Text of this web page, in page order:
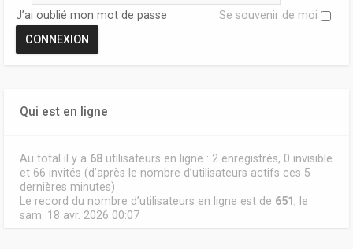
J’ai oublié mon mot de passe Se souvenir de moi
Qui est en ligne
Au total il y a 68 utilisateurs en ligne : 2 enregistrés, 0 invisible
et 66 invités (d’après le nombre d’utilisateurs actifs ces 5
dernières minutes)
Le record du nombre d’utilisateurs en ligne est de 651 , le
sam. 18 avr. 2026 00:07